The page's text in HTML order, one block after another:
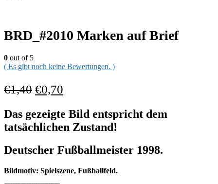
BRD_#2010 Marken auf Brief
0 out of 5
( Es gibt noch keine Bewertungen. )
€1,40 €0,70
Das gezeigte Bild entspricht dem
tatsächlichen Zustand!
Deutscher Fußballmeister 1998.
Bildmotiv: Spielszene, Fußballfeld.